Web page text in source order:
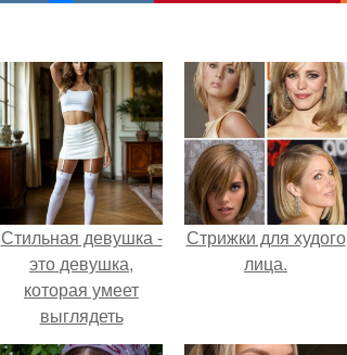
Стильная девушка -
это девушка,
которая умеет
выглядеть
привлекательно и
Стрижки для худого
лица.